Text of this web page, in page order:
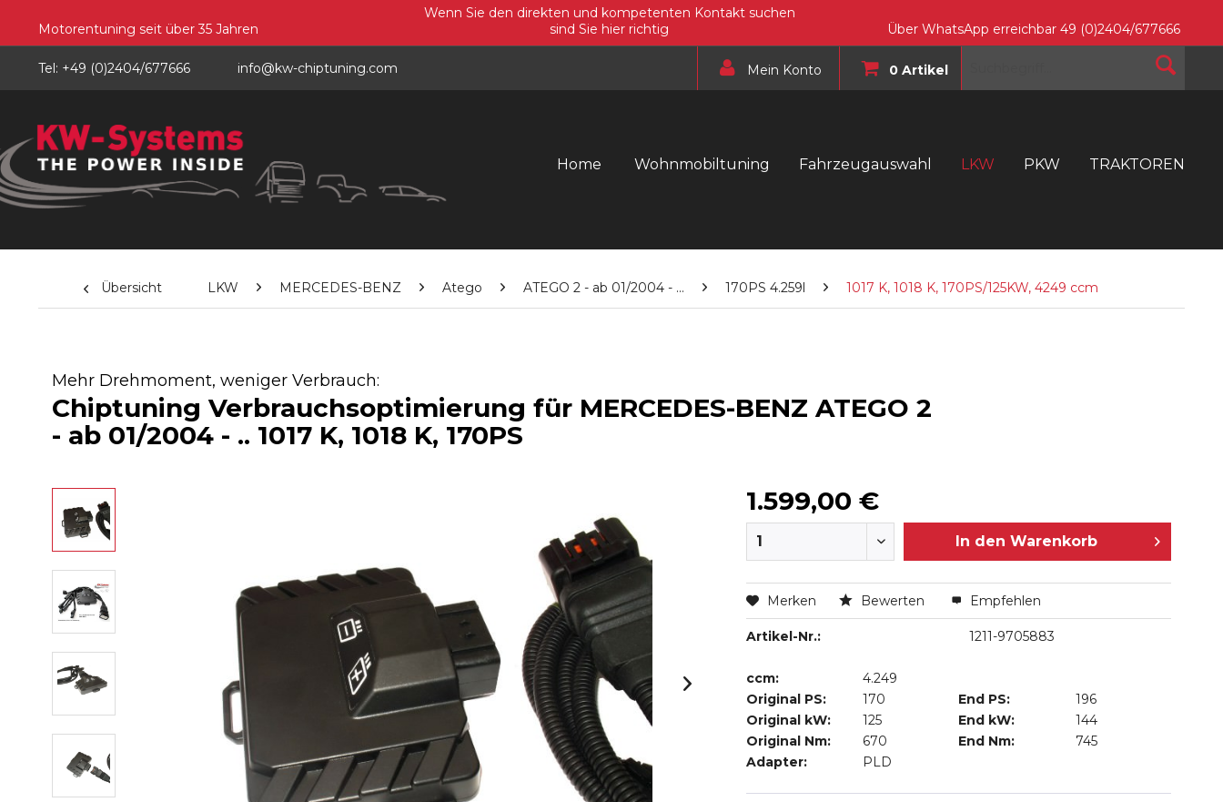
Motorentuning seit über 35 Jahren
Wenn Sie den direkten und kompetenten Kontakt suchen
sind Sie hier richtig
Über WhatsApp erreichbar 49 (0)2404/677666
Tel: +49 (0)2404/677666 info@kw-chiptuning.com Mein Konto 0 Artikel
Home Wohnmobiltuning Fahrzeugauswahl LKW PKW TRAKTOREN
Übersicht LKW MERCEDES-BENZ Atego ATEGO 2 - ab 01/2004 - ... 170PS 4.259l 1017 K, 1018 K, 170PS/125KW, 4249 ccm
Mehr Drehmoment, weniger Verbrauch:
Chiptuning Verbrauchsoptimierung für MERCEDES-BENZ ATEGO 2
- ab 01/2004 - .. 1017 K, 1018 K, 170PS
1.599,00 €
In den Warenkorb
Merken Bewerten Empfehlen
Artikel-Nr.: 1211-9705883
ccm:
4.249
Original PS:
170 End PS:
196
Original kW:
125 End kW:
144
Original Nm:
670 End Nm:
745
Adapter:
PLD